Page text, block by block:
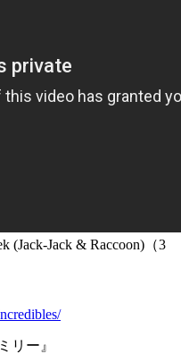
(Jack-Jack & Raccoon)（3
リー』